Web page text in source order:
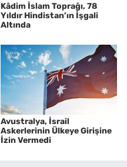
Kâdim İslam Toprağı, 78
Yıldır Hindistan’ın İşgali
Altında
Avustralya, İsrail
Askerlerinin Ülkeye Girişine
İzin Vermedi